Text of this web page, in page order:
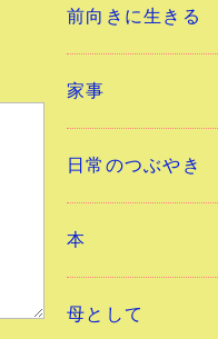
前向きに生きる
家事
日常のつぶやき
本
母として